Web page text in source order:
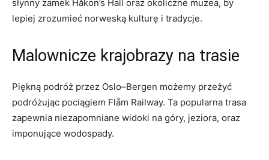
słynny zamek⁢ Håkon’s Hall oraz okoliczne⁢ muzea, by
lepiej zrozumieć norweską⁤ kulturę i tradycje.
Malownicze​ krajobrazy na trasie
Piękną‍ podróż przez Oslo–Bergen ‌możemy ⁤przeżyć
podróżując pociągiem Flåm Railway. Ta popularna trasa
zapewnia niezapomniane widoki na góry, jeziora, oraz
imponujące ​wodospady.